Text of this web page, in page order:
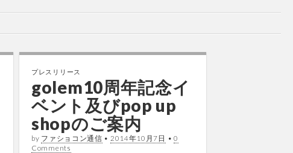
プレスリリース
golem10周年記念イ
ベント及びpop up
shopのご案内
by ファショコン通信 • 2014年10月7日 • 0
Comments